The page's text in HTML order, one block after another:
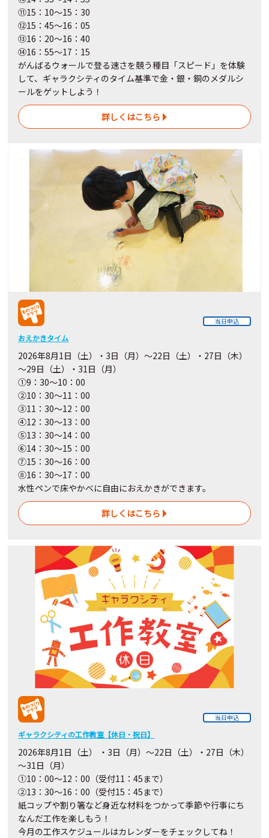
⑪15：10～15：30
⑫15：45～16：05
⑬16：20～16：40
⑭16：55～17：15
がんばるウォールで登る速さを競う種目「スピード」を体験
して、ギャラクシティのタイム基準で金・銀・銅のメダルシ
ールをゲットしよう！
詳しくはこちら
当日申込
おえかきタイム
2026年8月1日（土）・3日（月）～22日（土）・27日（木）
～29日（土）・31日（月）
①9：30～10：00
②10：30～11：00
③11：30～12：00
④12：30～13：00
⑤13：30～14：00
⑥14：30～15：00
⑦15：30～16：00
⑧16：30～17：00
水性ペンで床やかべに自由におえかきができます。
詳しくはこちら
当日申込
ギャラクシティの工作教室【休日・祝日】
2026年8月1日（土） ・3日（月）～22日（土）・27日（木）
～31日（月）
①10：00～12：00（受付11：45まで）
②13：30～16：00（受付15：45まで）
紙コップや割り箸など身近な材料をつかって季節や行事にち
なんだ工作を楽しもう！
今月の工作スケジュールはカレンダーをチェックしてね！